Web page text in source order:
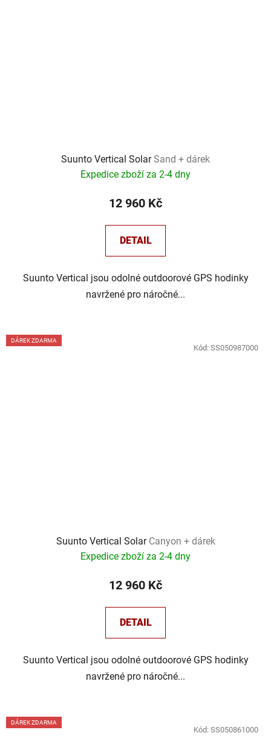
Suunto Vertical SolarSand + dárek
Expedice zboží za 2-4 dny
12 960 Kč
DETAIL
Suunto Vertical jsou odolné outdoorové GPS hodinky
navržené pro náročné...
DÁREK ZDARMA
Suunto Vertical Solar Canyon + dárek
Expedice zboží za 2-4 dny
12 960 Kč
DETAIL
Suunto Vertical jsou odolné outdoorové GPS hodinky
navržené pro náročné...
Kód: SS050987000
DÁREK ZDARMA
Kód: SS050861000